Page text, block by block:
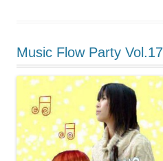
Music Flow Party Vol.17